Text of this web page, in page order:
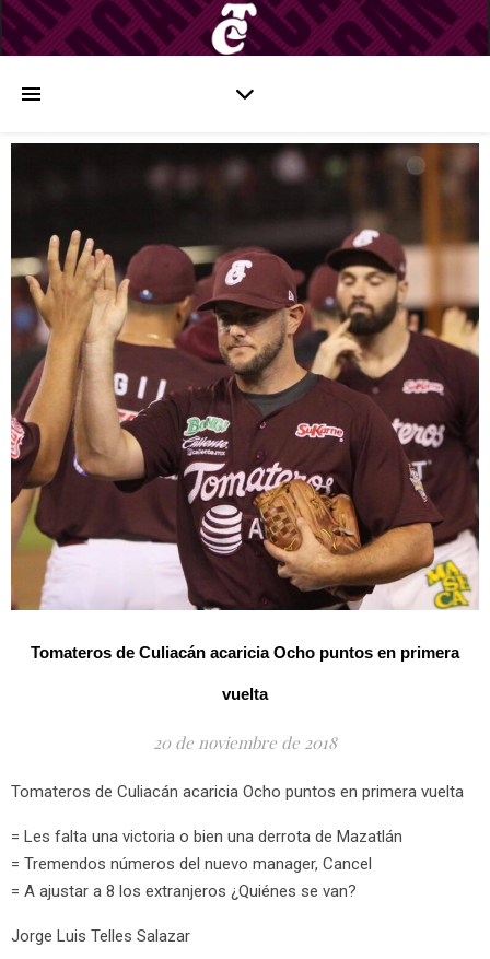
Tomateros de Culiacán acaricia Ocho puntos en primera
vuelta
20 de noviembre de 2018
Tomateros de Culiacán acaricia Ocho puntos en primera vuelta
= Les falta una victoria o bien una derrota de Mazatlán
= Tremendos números del nuevo manager, Cancel
= A ajustar a 8 los extranjeros ¿Quiénes se van?
Jorge Luis Telles Salazar